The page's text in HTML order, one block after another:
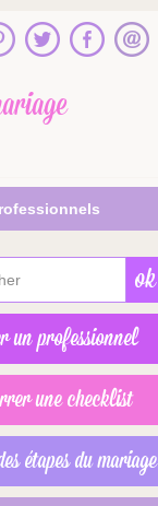
un professionnel
une checklist
étapes du mariage